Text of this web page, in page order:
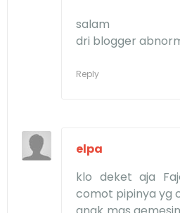
salam
dri blogger
Reply
elpa
klo deket aja
comot pipinya yg